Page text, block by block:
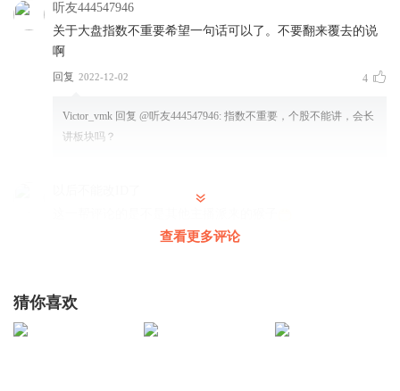
听友444547946
关于大盘指数不重要希望一句话可以了。不要翻来覆去的说
啊
回复 2022-12-02 4
Victor_vmk 回复 @听友444547946: 指数不重要，个股不能讲，会长
讲板块吗？
我早就不看大盘了，我的票很少与大盘是正相关的，我甚至
都不太关注目前大盘指数是多少的。
查看更多评论
猜你喜欢